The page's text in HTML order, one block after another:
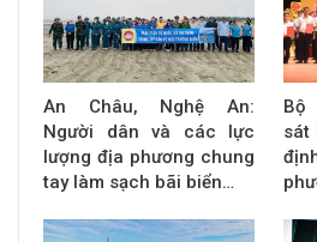
An Châu, Nghệ An:
Người dân và các lực
lượng địa phương chung
tay làm sạch bãi biển…
Bộ
sát